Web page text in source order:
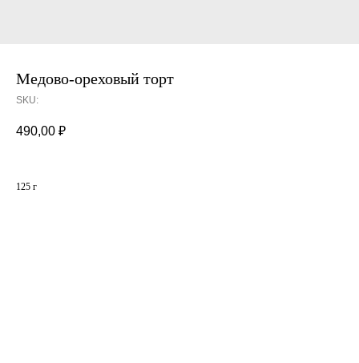
Медово-ореховый торт
SKU:
490,00 ₽
125 г